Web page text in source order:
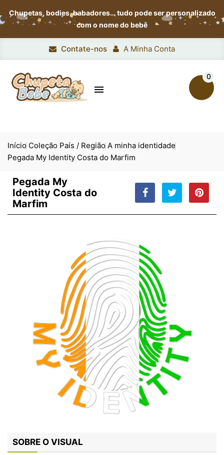
Chupetas, bodies, babadores…tudo pode ser personalizado
com o nome do bebê
Contate-nos A Minha Conta

0
Início Coleção País / Região A minha identidade
Pegada My Identity Costa do Marfim
Pegada My
Identity Costa do
Marfim
SOBRE O VISUAL